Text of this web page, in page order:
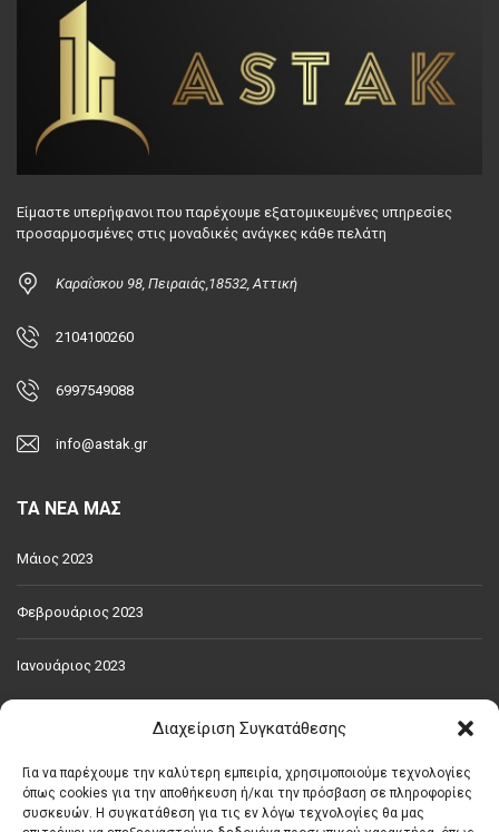
Διαχείριση Συγκατάθεσης
Για να παρέχουμε την καλύτερη εμπειρία, χρησιμοποιούμε τεχνολογίες
όπως cookies για την αποθήκευση ή/και την πρόσβαση σε πληροφορίες
συσκευών. Η συγκατάθεση για τις εν λόγω τεχνολογίες θα μας
Είμαστε υπερήφανοι που παρέχουμε εξατομικευμένες υπηρεσίες
προσαρμοσμένες στις μοναδικές ανάγκες κάθε πελάτη
Καραΐσκου 98, Πειραιάς,18532, Αττική
2104100260
6997549088
info@astak.gr
ΤΑ ΝΕΑ ΜΑΣ
Μάιος 2023
Φεβρουάριος 2023
Ιανουάριος 2023
PARKING WC ΑΝΑΚΑΙΝΙΣΜΈΝΟ ΑΠΟΘΉΚΗ
ΑΥΤΌΝΟΜΗ ΘΈΡΜΑΝΣΗ ΒΑΜΜΈΝΟ ΕΞΟΠΛΙΣΜΈΝΟ